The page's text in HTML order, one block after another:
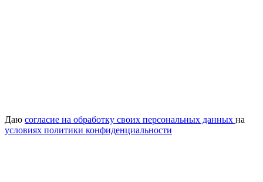
Даю согласие на обработку своих персональных данных на
условиях политики конфиденциальности